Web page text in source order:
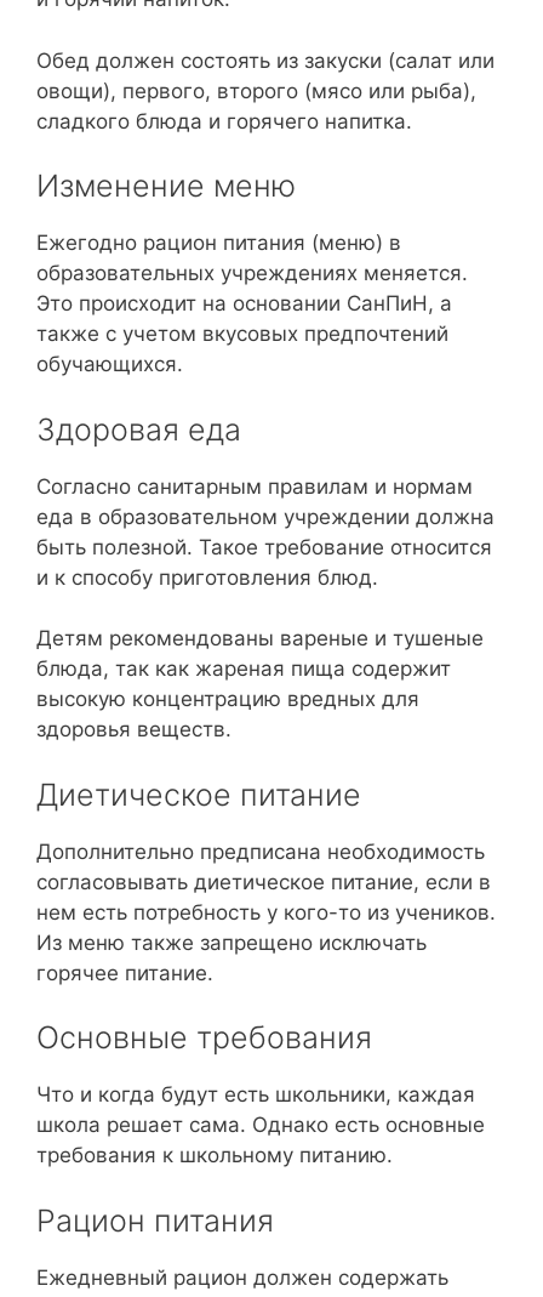
Обед должен состоять из закуски (салат или
овощи), первого, второго (мясо или рыба),
сладкого блюда и горячего напитка.
Изменение меню
Ежегодно рацион питания (меню) в
образовательных учреждениях меняется.
Это происходит на основании СанПиН, а
также с учетом вкусовых предпочтений
обучающихся.
Здоровая еда
Согласно санитарным правилам и нормам
еда в образовательном учреждении должна
быть полезной. Такое требование относится
и к способу приготовления блюд.
Детям рекомендованы вареные и тушеные
блюда, так как жареная пища содержит
высокую концентрацию вредных для
здоровья веществ.
Диетическое питание
Дополнительно предписана необходимость
согласовывать диетическое питание, если в
нем есть потребность у кого-то из учеников.
Из меню также запрещено исключать
горячее питание.
Основные требования
Что и когда будут есть школьники, каждая
школа решает сама. Однако есть основные
требования к школьному питанию.
Рацион питания
Ежедневный рацион должен содержать